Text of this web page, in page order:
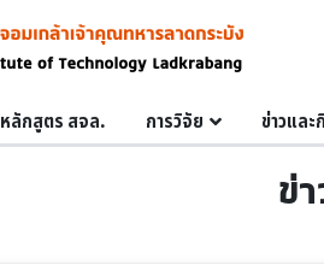
หลักสูตร สจล. การวิจัย ข่าวแล
ข่